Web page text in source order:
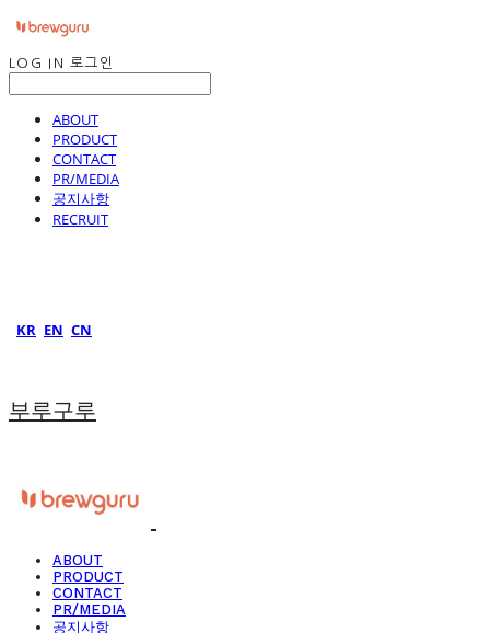
LOG IN 로그인
ABOUT
PRODUCT
CONTACT
PR/MEDIA
공지사항
RECRUIT
KR EN CN
부루구루
ABOUT
PRODUCT
CONTACT
PR/MEDIA
공지사항